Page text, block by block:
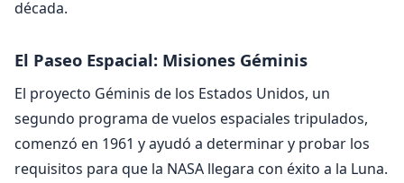
década.
El Paseo Espacial: Misiones Géminis
El proyecto Géminis de los Estados Unidos, un
segundo programa de vuelos espaciales tripulados,
comenzó en 1961 y ayudó a determinar y probar los
requisitos para que la NASA llegara con éxito a la Luna.